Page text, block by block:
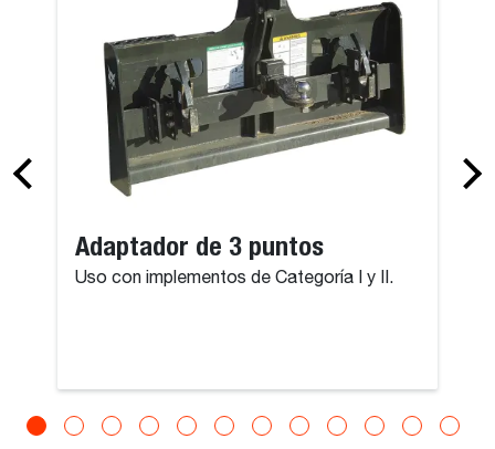
Adaptador de 3 puntos
Uso con implementos de Categoría I y II.